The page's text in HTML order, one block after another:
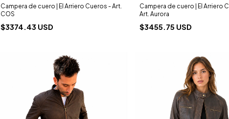
Campera de cuero | El Arriero Cueros - Art.
COS
$3374.43 USD
Campera de cuero | El Arriero
Art. Aurora
$3455.75 USD